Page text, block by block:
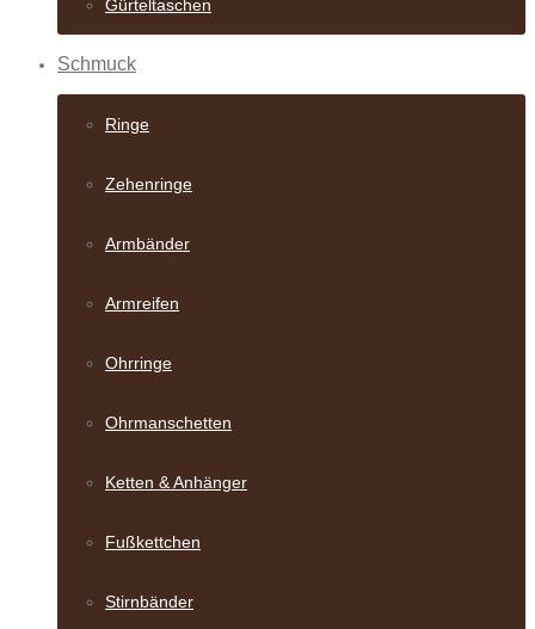
Gürteltaschen
Schmuck
Ringe
Zehenringe
Armbänder
Armreifen
Ohrringe
Ohrmanschetten
Ketten & Anhänger
Fußkettchen
Stirnbänder